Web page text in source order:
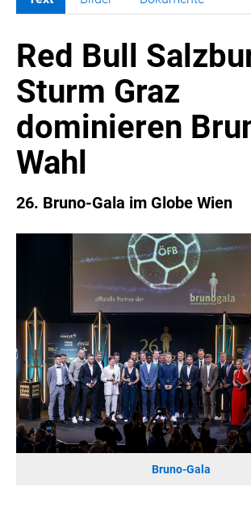
MELDUNGEN
COCA-COLA
RÖMERQUELLE
ÖSTERREICHISCHE SPORTHILFE
KESCH
BARFLY'S CLUB
SPORTS MEDIA AUSTRIA
RECYCLEMICH-INITIATIVE
VIER HOCH VIER
HANNERSBERG
WILHELM-EXNER-MEDAILLEN STIFTUNG
ADMIRAL SPORTWETTEN
EWP RECYCLING PFAND ÖSTERREICH
ANNEMARIE CHARITY
IMPERIAL MARKETS
TRÄGERVEREIN EINWEGPFAND
Red Bull
Sturm Graz
dominieren
Wahl
26. Bruno-Gala im Globe Wien
Bruno-Gala